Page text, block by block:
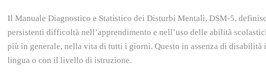
Il Manuale Diagnostico e Statistico dei Disturbi Mentali, DSM-5,
persistenti difficoltà nell’apprendimento e nell’uso delle abilità
più in generale, nella vita di tutti i giorni. Questo in assenza di
lingua o con il livello di istruzione.